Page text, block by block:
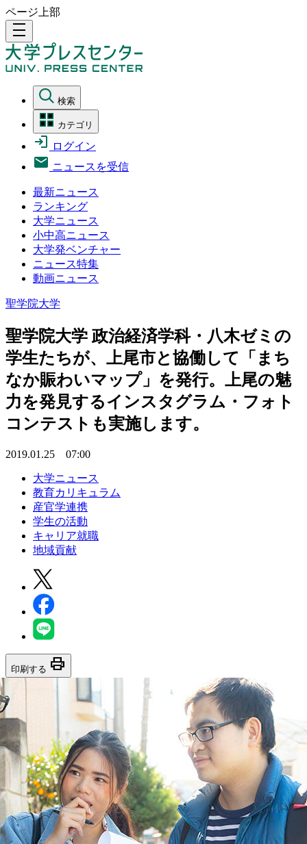
ページ上部
density_medium
検索
カテゴリ
ログイン
ニュースを受信
最新ニュース
ランキング
大学ニュース
小中高ニュース
大学発ベンチャー
ニュース特集
動画ニュース
聖学院大学
聖学院大学 政治経済学科・八木ゼミの
学生たちが、上尾市と協働して「まち
なか賑わいマップ」を発行。上尾の魅
力を発見するインスタグラム・フォト
コンテストも実施します。
2019.01.25 07:00
大学ニュース
教育カリキュラム
産官学連携
学生の活動
キャリア就職
地域貢献
印刷する print